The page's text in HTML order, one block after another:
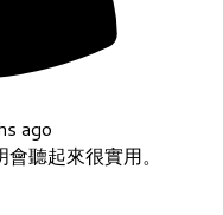
ago
聽起來很實用。